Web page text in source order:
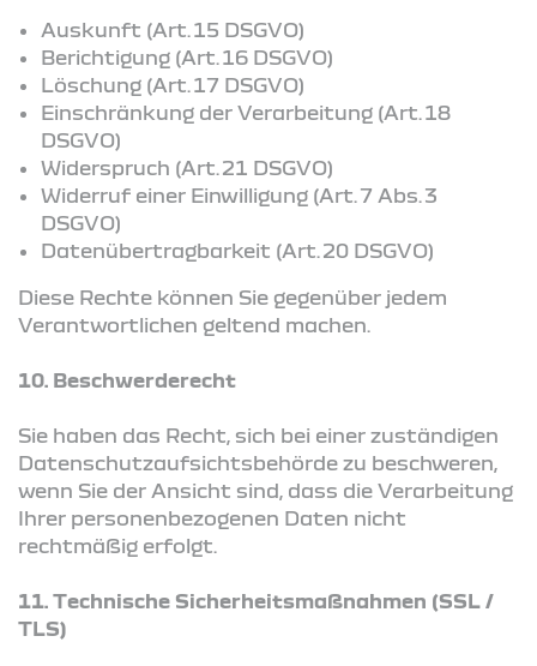
Auskunft (Art. 15 DSGVO)
Berichtigung (Art. 16 DSGVO)
Löschung (Art. 17 DSGVO)
Einschränkung der Verarbeitung (Art. 18
DSGVO)
Widerspruch (Art. 21 DSGVO)
Widerruf einer Einwilligung (Art. 7 Abs. 3
DSGVO)
Datenübertragbarkeit (Art. 20 DSGVO)
Diese Rechte können Sie gegenüber jedem
Verantwortlichen geltend machen.
10. Beschwerderecht
Sie haben das Recht, sich bei einer zuständigen
Datenschutzaufsichtsbehörde zu beschweren,
wenn Sie der Ansicht sind, dass die Verarbeitung
Ihrer personenbezogenen Daten nicht
rechtmäßig erfolgt.
11. Technische Sicherheitsmaßnahmen (SSL /
TLS)